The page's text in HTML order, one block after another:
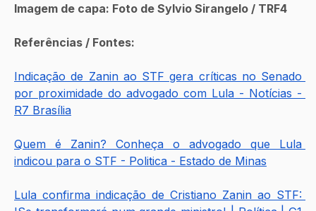
Imagem de capa: Foto de Sylvio Sirangelo / TRF4
Referências / Fontes:
Indicação de Zanin ao STF gera críticas no Senado
por proximidade do advogado com Lula - Notícias -
R7 Brasília
Quem é Zanin? Conheça o advogado que Lula
indicou para o STF - Politica - Estado de Minas
Lula confirma indicação de Cristiano Zanin ao STF: